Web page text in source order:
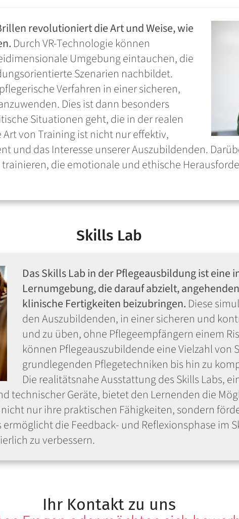
revolutioniert die Art und Weise, wie
Durch VR-Technologie können
Umgebung eintauchen, die
Szenarien nachbildet.
Verfahren in einer sicheren,
Dies ist dann besonders
Situationen geht, die in der realen
von Training ist nicht nur effektiv,
und das Interesse unserer Auszubildenden.
die emotionale und ethische
Skills Lab
Das Skills Lab in der Pflegeausbildung ist eine
Lernumgebung, die darauf abzielt,
klinische Fertigkeiten beizubringen. Diese
den Auszubildenden, in einer sicheren und
und zu üben, ohne Pflegeempfängern einem
können Pflegeauszubildende eine Vielzahl von
grundlegenden Pflegetechniken bis hin zu
Die realitätsnahe Ausstattung des Skills Labs,
technischer Geräte, bietet den Lernenden die
nur ihre praktischen Fähigkeiten, sondern
die Feedback- und Reflexionsphase im
zu verbessern.
Ihr Kontakt zu uns